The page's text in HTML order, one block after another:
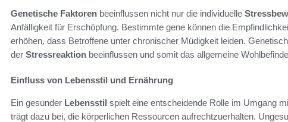
Genetische Faktoren beeinflussen nicht nur die individuelle
Anfälligkeit für Erschöpfung. Bestimmte gene können die
erhöhen, dass Betroffene unter chronischer Müdigkeit leiden.
der Stressreaktion beeinflussen und somit das allgemeine
Einfluss von Lebensstil und Ernährung
Ein gesunder Lebensstil spielt eine entscheidende Rolle im Umgang
trägt dazu bei, die körperlichen Ressourcen aufrechtzuerhalten.